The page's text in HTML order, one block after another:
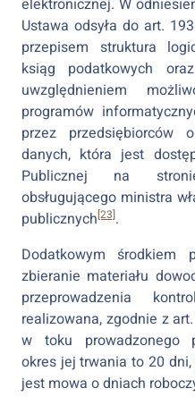
elektronicznej. W
Ustawa odsyła do art.
przepisem struktura
ksiąg podatkowych
uwzględnieniem
programów
przez przedsiębiorców
danych, która jest
Publicznej na
obsługującego ministra
publicznych[23].
Dodatkowym środkiem
zbieranie materiału
przeprowadzenia
realizowana, zgodnie z
w toku prowadzonego
okres jej trwania to 20
jest mowa o dniach